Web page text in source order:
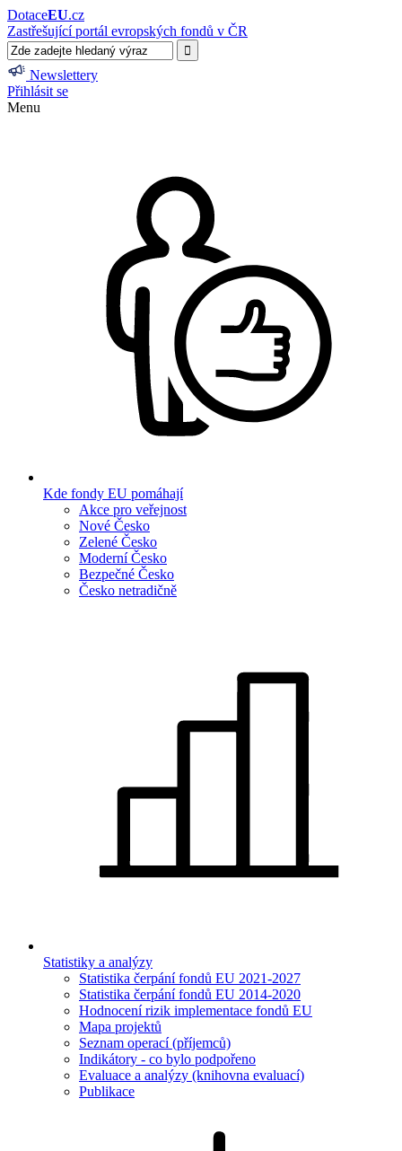
DotaceEU.cz
Zastřešující portál evropských fondů v ČR
Newslettery
Přihlásit se
Menu
Kde fondy EU pomáhají
Akce pro veřejnost
Nové Česko
Zelené Česko
Moderní Česko
Bezpečné Česko
Česko netradičně
Statistiky a analýzy
Statistika čerpání fondů EU 2021-2027
Statistika čerpání fondů EU 2014-2020
Hodnocení rizik implementace fondů EU
Mapa projektů
Seznam operací (příjemců)
Indikátory - co bylo podpořeno
Evaluace a analýzy (knihovna evaluací)
Publikace